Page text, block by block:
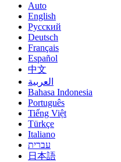
Auto
English
Русский
Deutsch
Français
Español
中文
العربية
Bahasa Indonesia
Português
Tiếng Việt
Türkçe
Italiano
עברית
日本語